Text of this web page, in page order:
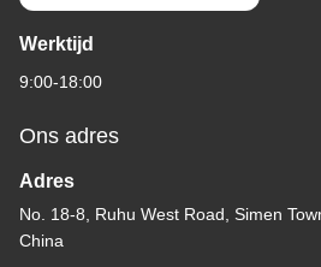
Werktijd
9:00-18:00
Ons adres
Adres
No. 18-8, Ruhu West Road, Simen
China